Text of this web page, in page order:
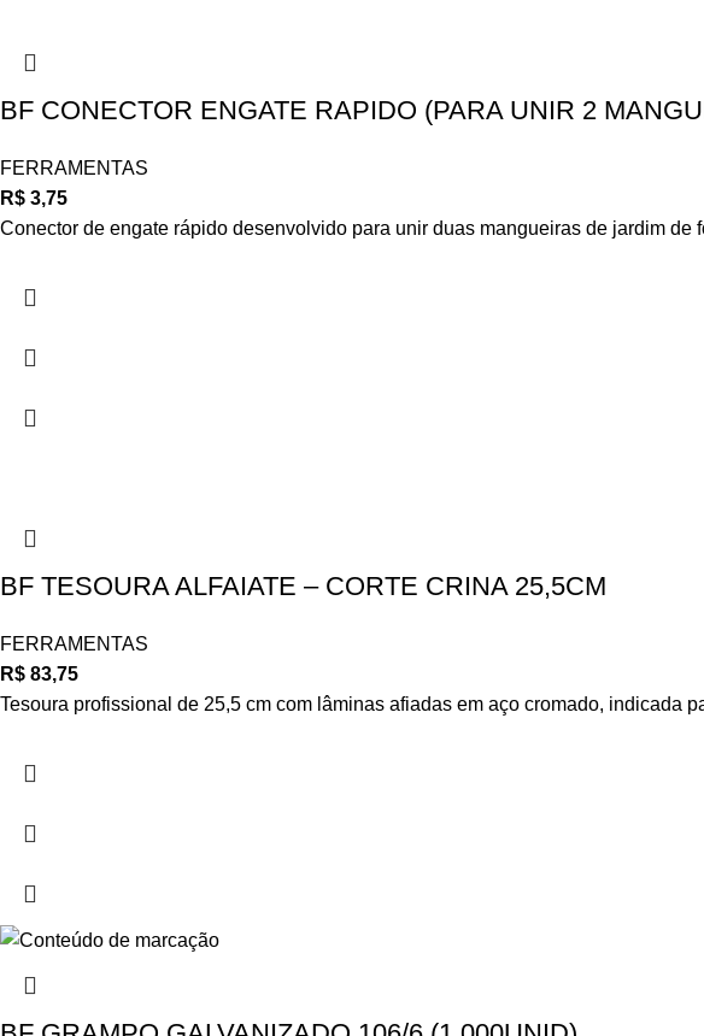
BF CONECTOR ENGATE RAPIDO (PARA UNIR 2
FERRAMENTAS
R$ 3,75
Conector de engate rápido desenvolvido para unir duas mangueiras de jardim de
BF TESOURA ALFAIATE – CORTE CRINA 25,5CM
FERRAMENTAS
R$ 83,75
Tesoura profissional de 25,5 cm com lâminas afiadas em aço cromado, indicada